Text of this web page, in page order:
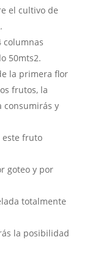
el cultivo de
columnas
50mts2.
la primera flor
frutos, la
consumirás y
este fruto
goteo y por
totalmente
la posibilidad